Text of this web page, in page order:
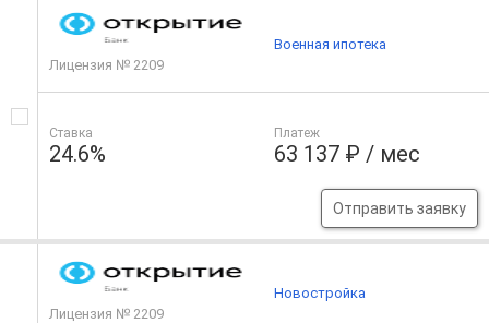
Лицензия № 2209
Ставка
24.6%
Платеж
63 137 ₽ / мес
Отправить заявку
Военная ипотека
Лицензия № 2209
Новостройка